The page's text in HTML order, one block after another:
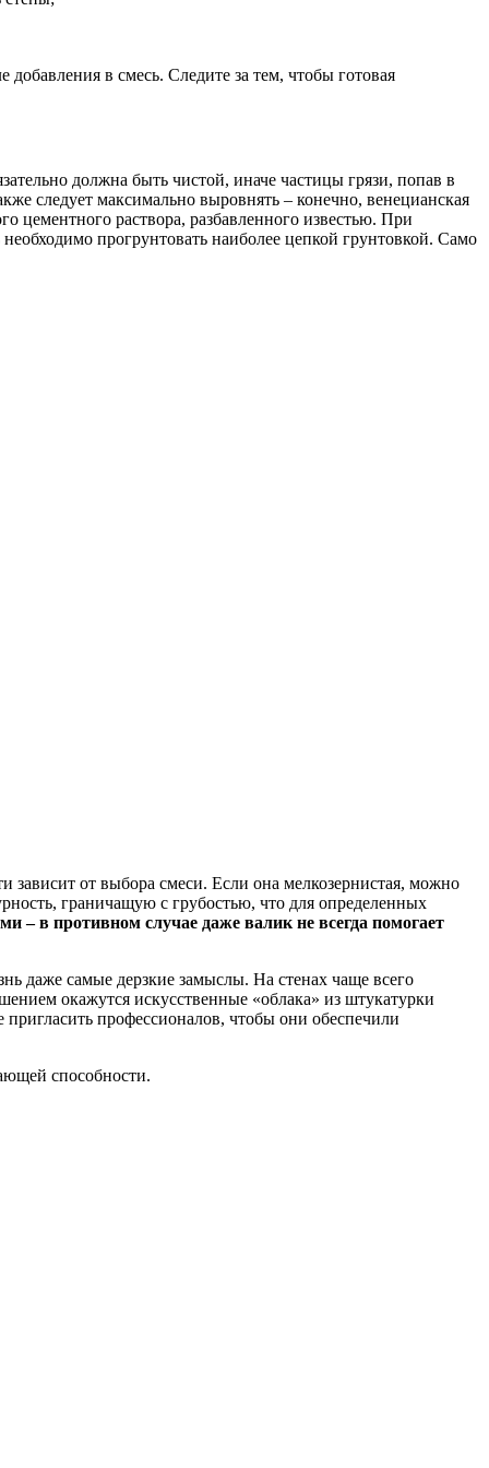
в смесь. Следите за тем, чтобы готовая
должна быть чистой, иначе частицы грязи, попав в
следует максимально выровнять – конечно, венецианская
цементного раствора, разбавленного известью. При
прогрунтовать наиболее цепкой грунтовкой. Само
от выбора смеси. Если она мелкозернистая, можно
граничащую с грубостью, что для определенных
в противном случае даже валик не всегда помогает
даже самые дерзкие замыслы. На стенах чаще всего
окажутся искусственные «облака» из штукатурки
пригласить профессионалов, чтобы они обеспечили
способности.